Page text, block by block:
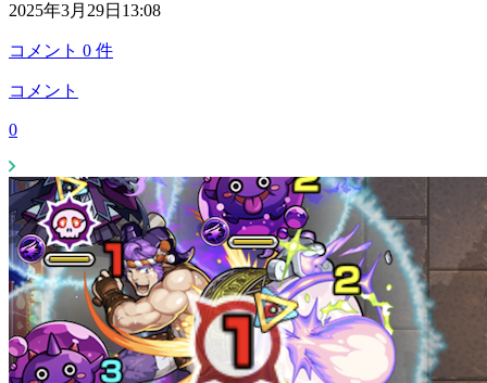
2025年3月29日13:08
コメント 0 件
コメント
0